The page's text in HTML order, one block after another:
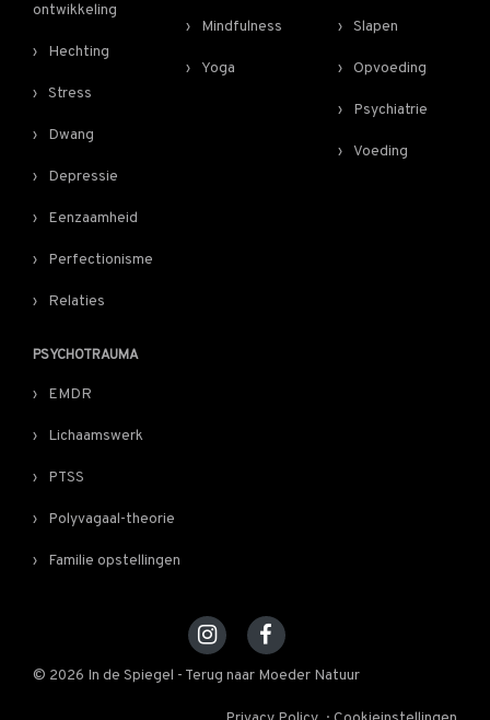
ontwikkeling
Hechting
Stress
Dwang
Depressie
Eenzaamheid
Perfectionisme
Relaties
Mindfulness
Yoga
Slapen
Opvoeding
Psychiatrie
Voeding
PSYCHOTRAUMA
EMDR
Lichaamswerk
PTSS
Polyvagaal-theorie
Familie opstellingen
© 2026 In de Spiegel - Terug naar Moeder Natuur